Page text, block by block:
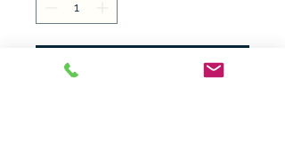
Lisää ostoskärryyn